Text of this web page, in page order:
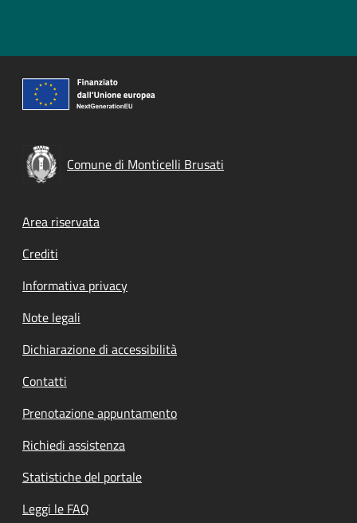
Comune di Monticelli Brusati
Footer menu
Area riservata
Crediti
Informativa privacy
Note legali
Dichiarazione di accessibilità
Contatti
Prenotazione appuntamento
Richiedi assistenza
Statistiche del portale
Leggi le FAQ